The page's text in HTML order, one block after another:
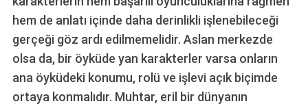
hem de anlatı içinde daha derinlikli işlenebileceği
gerçeği göz ardı edilmemelidir. Aslan merkezde
olsa da, bir öyküde yan karakterler varsa onların
ana öyküdeki konumu, rolü ve işlevi açık biçimde
ortaya konmalıdır. Muhtar, eril bir dünyanın
: